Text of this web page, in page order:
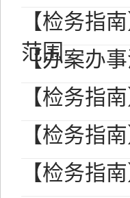
【检务指
范围
【办案办
【检务指
【检务指
【检务指